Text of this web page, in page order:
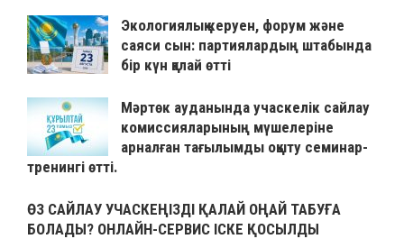
Экологиялық керуен, форум және
саяси сын: партиялардың штабында
бір күн қалай өтті
Мәртөк ауданында учаскелік сайлау
комиссияларының мүшелеріне
арналған тағылымды оқыту семинар-
тренингі өтті.
ӨЗ САЙЛАУ УЧАСКЕҢІЗДІ ҚАЛАЙ ОҢАЙ ТАБУҒА
БОЛАДЫ? ОНЛАЙН-СЕРВИС ІСКЕ ҚОСЫЛДЫ